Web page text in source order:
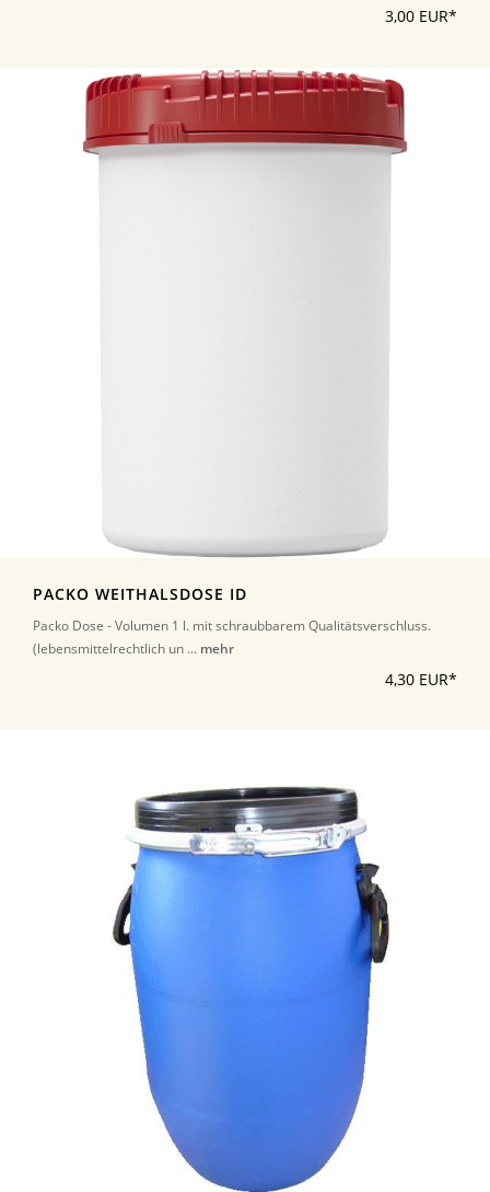
3,00 EUR*
PACKO WEITHALSDOSE ID
Packo Dose - Volumen 1 l. mit schraubbarem Qualitätsverschluss.
(lebensmittelrechtlich un ... mehr
4,30 EUR*